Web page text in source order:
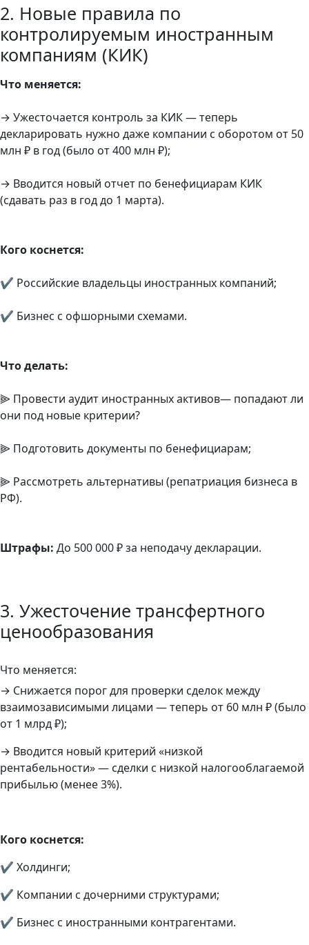
2. Новые правила по
контролируемым иностранным
компаниям (КИК)
Что меняется:
→ Ужесточается контроль за КИК — теперь
декларировать нужно даже компании с оборотом от 50
млн ₽ в год (было от 400 млн ₽);
→ Вводится новый отчет по бенефициарам КИК
(сдавать раз в год до 1 марта).
Кого коснется:
✔ Российские владельцы иностранных компаний;
✔ Бизнес с офшорными схемами.
Что делать:
⫸ Провести аудит иностранных активов— попадают ли
они под новые критерии?
⫸ Подготовить документы по бенефициарам;
⫸ Рассмотреть альтернативы (репатриация бизнеса в
РФ).
Штрафы: До 500 000 ₽ за неподачу декларации.
3. Ужесточение трансфертного
ценообразования
Что меняется:
→ Снижается порог для проверки сделок между
взаимозависимыми лицами — теперь от 60 млн ₽ (было
от 1 млрд ₽);
→ Вводится новый критерий «низкой
рентабельности» — сделки с низкой налогооблагаемой
прибылью (менее 3%).
Кого коснется:
✔ Холдинги;
✔ Компании с дочерними структурами;
✔ Бизнес с иностранными контрагентами.